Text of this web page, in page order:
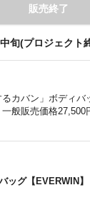
販売終了
旬(プロジェクト
るカバン」ボディ
般販売価格
ッグ【EVERWIN】